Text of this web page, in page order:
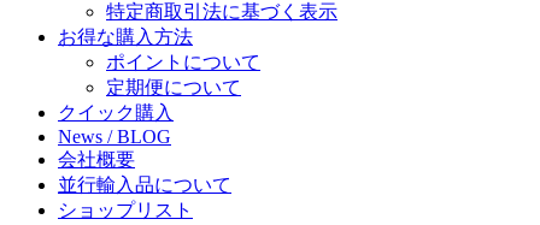
特定商取引法に基づく表示
お得な購入方法
ポイントについて
定期便について
クイック購入
News / BLOG
会社概要
並行輸入品について
ショップリスト